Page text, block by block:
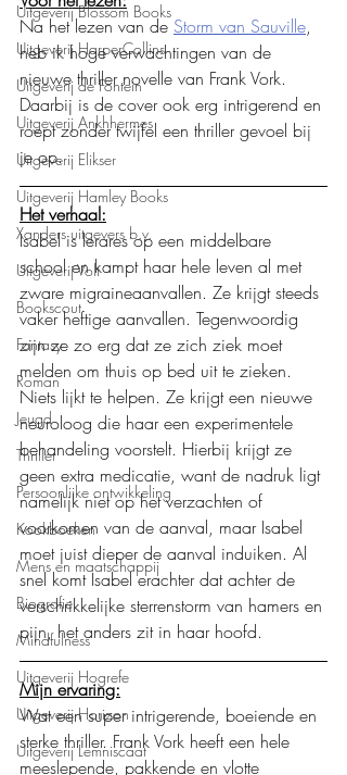
Uitgeverij Blossom Books
Uitgeverij HarperCollins
Uitgeverij de Fontein
Uitgeverij Ankhhermes
Uitgeverij Elikser
Uitgeverij Hamley Books
Xanders uitgevers b.v.
Uitgeverij Volt
Bookscout
Fantasy
Roman
Jeugd
Thriller
Persoonlijke ontwikkeling
Kookboeken
Mens en maatschappij
Biografie
Mindfulness
Uitgeverij Hogrefe
Uitgeverij Horizon
Uitgeverij Lemniscaat
Na het lezen van de Storm van Sauville,
heb ik hoge verwachtingen van de
nieuwe thriller novelle van Frank Vork.
Daarbij is de cover ook erg intrigerend en
roept zonder twijfel een thriller gevoel bij
je op.
Het verhaal:
Isabel is lerares op een middelbare
school en kampt haar hele leven al met
zware migraineaanvallen. Ze krijgt steeds
vaker heftige aanvallen. Tegenwoordig
zijn ze zo erg dat ze zich ziek moet
melden om thuis op bed uit te zieken.
Niets lijkt te helpen. Ze krijgt een nieuwe
neuroloog die haar een experimentele
behandeling voorstelt. Hierbij krijgt ze
geen extra medicatie, want de nadruk ligt
namelijk niet op het verzachten of
voorkomen van de aanval, maar Isabel
moet juist dieper de aanval induiken. Al
snel komt Isabel erachter dat achter de
verschrikkelijke sterrenstorm van hamers en
pijn, het anders zit in haar hoofd.
Mijn ervaring:
Wat een super intrigerende, boeiende en
sterke thriller. Frank Vork heeft een hele
meeslepende, pakkende en vlotte